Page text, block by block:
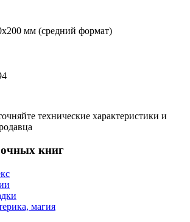
мм (средний формат)
технические характеристики и
книг
магия